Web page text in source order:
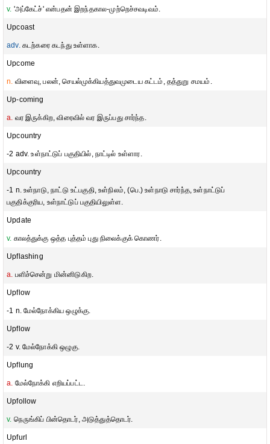
v. 'அப்கேட்ச்' என்பதன் இறந்தகால-முற்றெச்சவடிவம்.
Upcoast
adv.கடற்கரை கடந்து உள்ளாக.
Upcome
n. விளைவு, பலன், செயல்முக்கியத்துவமுடைய கட்டம், தத்துறு சமயம்.
Up-coming
a. வர இருக்கிற, விரைவில் வர இருப்பது சார்ந்த.
Upcountry
-2 adv. உள்நாட்டுப் பகுதியில், நாட்டில் உள்ளார.
Upcountry
-1 n. உள்நாடு, நாட்டு உட்பகுதி, உள்நிலம், (பெ.) உள்நாடு சார்ந்த, உள்நாட்டுப்
பகுதிக்குரிய, உள்நாட்டுப் பகுதியிலுள்ள.
Update
v. காலத்துக்கு ஒத்த புத்தம் புது நிலைக்குக் கொணர்.
Upflashing
a. பளிச்சென்று மின்னிடுகிற.
Upflow
-1 n. மேல்நோக்கிய ஒழுக்கு.
Upflow
-2 v. மேல்நோக்கி ஒழுகு.
Upflung
a. மேல்நோக்கி எறியப்பட்ட.
Upfollow
v. நெருங்கிப் பின்தொடர், அடுத்துத்தொடர்.
Upfurl